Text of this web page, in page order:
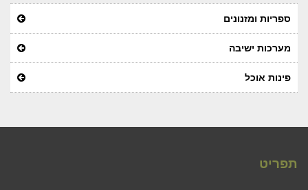
ספריות ומזנונים
מערכות ישיבה
פינות אוכל
תפריט